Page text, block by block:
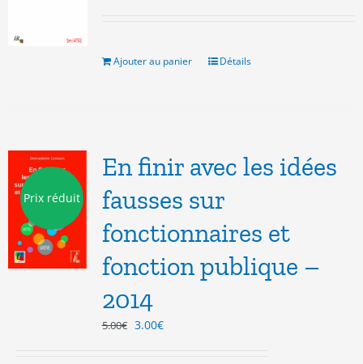
8.00€.3.00€.
Ajouter au panier Détails
Prix réduit
En finir avec les idées
fausses sur
fonctionnaires et
fonction publique –
2014
5.00€ Le
3.00€Le